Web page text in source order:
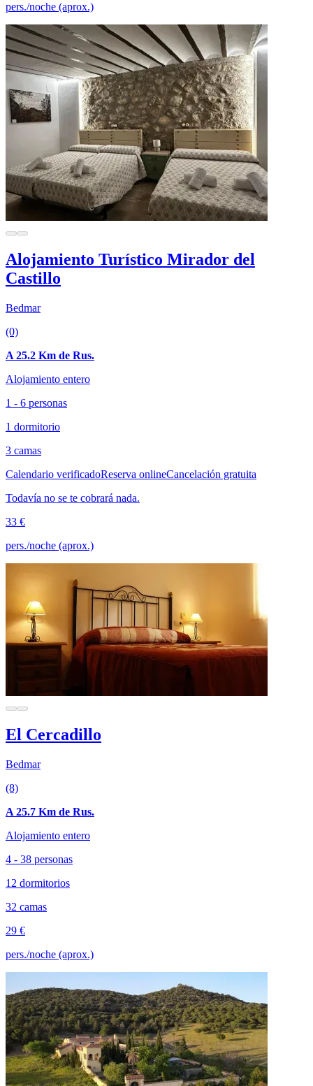
pers./noche (aprox.)
Alojamiento Turístico Mirador del
Castillo
Bedmar
(0)
A 25.2 Km de Rus.
Alojamiento entero
1 - 6 personas
1 dormitorio
3 camas
Calendario verificadoReserva onlineCancelación gratuita
Todavía no se te cobrará nada.
33 €
pers./noche (aprox.)
El Cercadillo
Bedmar
(8)
A 25.7 Km de Rus.
Alojamiento entero
4 - 38 personas
12 dormitorios
32 camas
29 €
pers./noche (aprox.)